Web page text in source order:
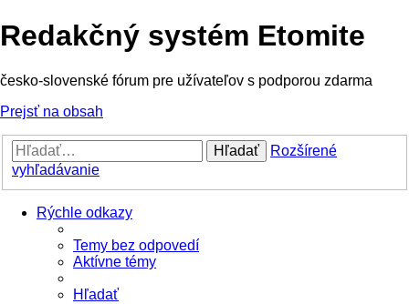
Redakčný systém Etomite
česko-slovenské fórum pre užívateľov s podporou zdarma
Prejsť na obsah
Hľadať
Rozšírené
vyhľadávanie
Rýchle odkazy
Temy bez odpovedí
Aktívne témy
Hľadať